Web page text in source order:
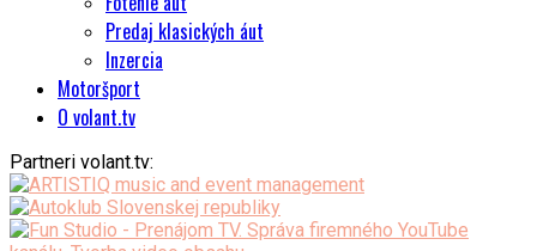
Predaj klasických áut
Inzercia
Motoršport
O volant.tv
Partneri volant.tv: